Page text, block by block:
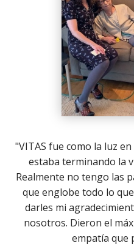
"VITAS fue como la luz
estaba terminando la
Realmente no tengo las
que englobe todo lo
darles mi
nosotros. Dieron el
empatía que